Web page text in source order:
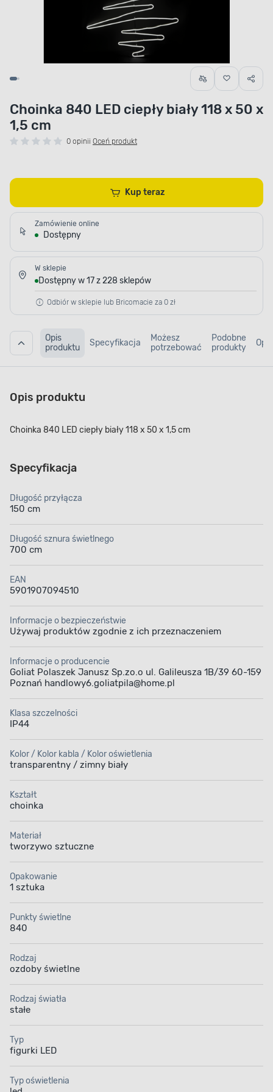
Choinka 840 LED ciepły biały 118 x 50 x
1,5 cm
0 opinii Oceń produkt
Kup teraz
Zamówienie online
Dostępny
W sklepie
Dostępny w 17 z 228 sklepów
Odbiór w sklepie lub Bricomacie za 0 zł
Opis
produktu
Specyfikacja
Możesz
potrzebować
Podobne
produkty
Opis produktu
Choinka 840 LED ciepły biały 118 x 50 x 1,5 cm
Specyfikacja
Długość przyłącza
150 cm
Długość sznura świetlnego
700 cm
EAN
5901907094510
Informacje o bezpieczeństwie
Używaj produktów zgodnie z ich przeznaczeniem
Informacje o producencie
Goliat Polaszek Janusz Sp.zo.o ul. Galileusza 1B/39 60-159
Poznań handlowy6.goliatpila@home.pl
Klasa szczelności
IP44
Kolor / Kolor kabla / Kolor oświetlenia
transparentny / zimny biały
Kształt
choinka
Materiał
tworzywo sztuczne
Opakowanie
1 sztuka
Punkty świetlne
840
Rodzaj
ozdoby świetlne
Rodzaj światła
stałe
Typ
figurki LED
Typ oświetlenia